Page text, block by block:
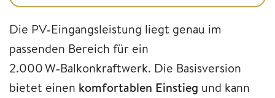
Die PV‑Eingangsleistung liegt genau im
passenden Bereich für ein
2.000 W‑Balkonkraftwerk. Die Basisversion
bietet einen komfortablen Einstieg und kann